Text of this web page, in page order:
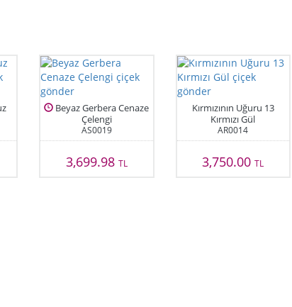
Beyaz Gerbera Cenaze
Çelengi
AS0019
3,699.98 TL
Kırmızının Uğuru 13
Kırmızı Gül
AR0014
3,750.00TL